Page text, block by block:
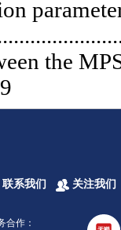
the
联系我们 关注我们
合作：